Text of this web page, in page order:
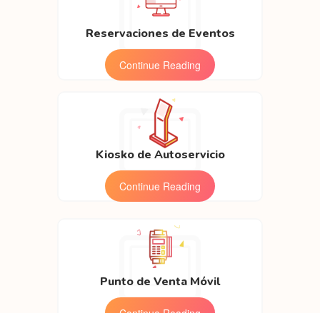
Reservaciones de Eventos
Continue Reading
Kiosko de Autoservicio
Continue Reading
Punto de Venta Móvil